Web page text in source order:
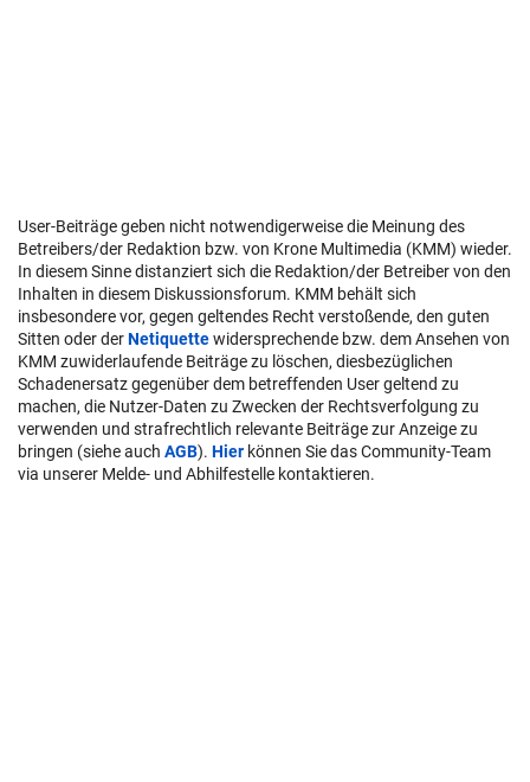
User-Beiträge geben nicht notwendigerweise die Meinung des
Betreibers/der Redaktion bzw. von Krone Multimedia (KMM) wieder.
In diesem Sinne distanziert sich die Redaktion/der Betreiber von den
Inhalten in diesem Diskussionsforum. KMM behält sich
insbesondere vor, gegen geltendes Recht verstoßende, den guten
Sitten oder derNetiquettewidersprechende bzw. dem Ansehen von
KMM zuwiderlaufende Beiträge zu löschen, diesbezüglichen
Schadenersatz gegenüber dem betreffenden User geltend zu
machen, die Nutzer-Daten zu Zwecken der Rechtsverfolgung zu
verwenden und strafrechtlich relevante Beiträge zur Anzeige zu
bringen (siehe auch AGB). Hier können Sie das Community-Team
via unserer Melde- und Abhilfestelle kontaktieren.